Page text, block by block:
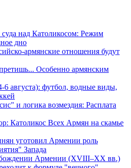
над Католикосом: Режим
дно
армянские отношения будут
Особенно армянским
6 августа): футбол, водные виды,
и логика возмездия: Расплата
Католикос Всех Армян на скамье
уготовил Армении роль
Запада
Армении (XVIII–XX вв.)